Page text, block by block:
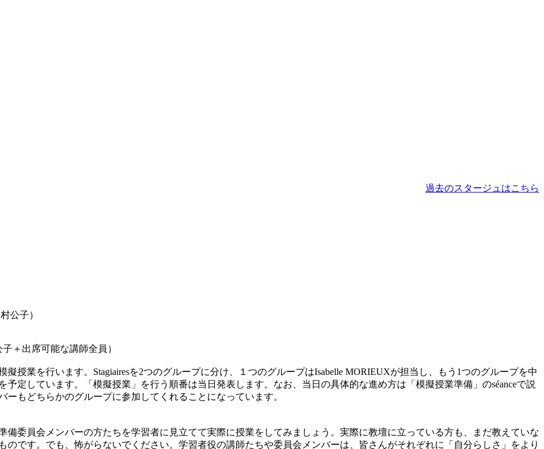
過去のスタージュはこちら
公子）
子＋出席可能な講師全員）
授業を行います。Stagiairesを2つのグループに分け、１つのグループはIsabelle MORIEUXが担当し、もう1つのグループを中
定しています。「模擬授業」を行う順番は当日発表します。なお、当日の具体的な進め方は「模擬授業準備」のséanceで説
もどちらかのグループに参加してくれることになっています。
委員会メンバーの方たちを学習者に見立てて実際に授業をしてみましょう。実際に教壇に立っている方も、まだ教えていな
です。でも、怖がらないでください。学習者役の講師たちや委員会メンバーは、皆さんがそれぞれに「自分らしさ」をより